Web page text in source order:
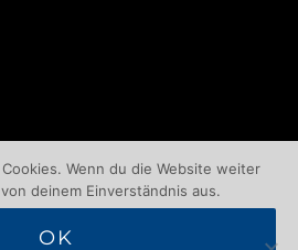
Wenn du die Website weiter
deinem Einverständnis aus.
OK